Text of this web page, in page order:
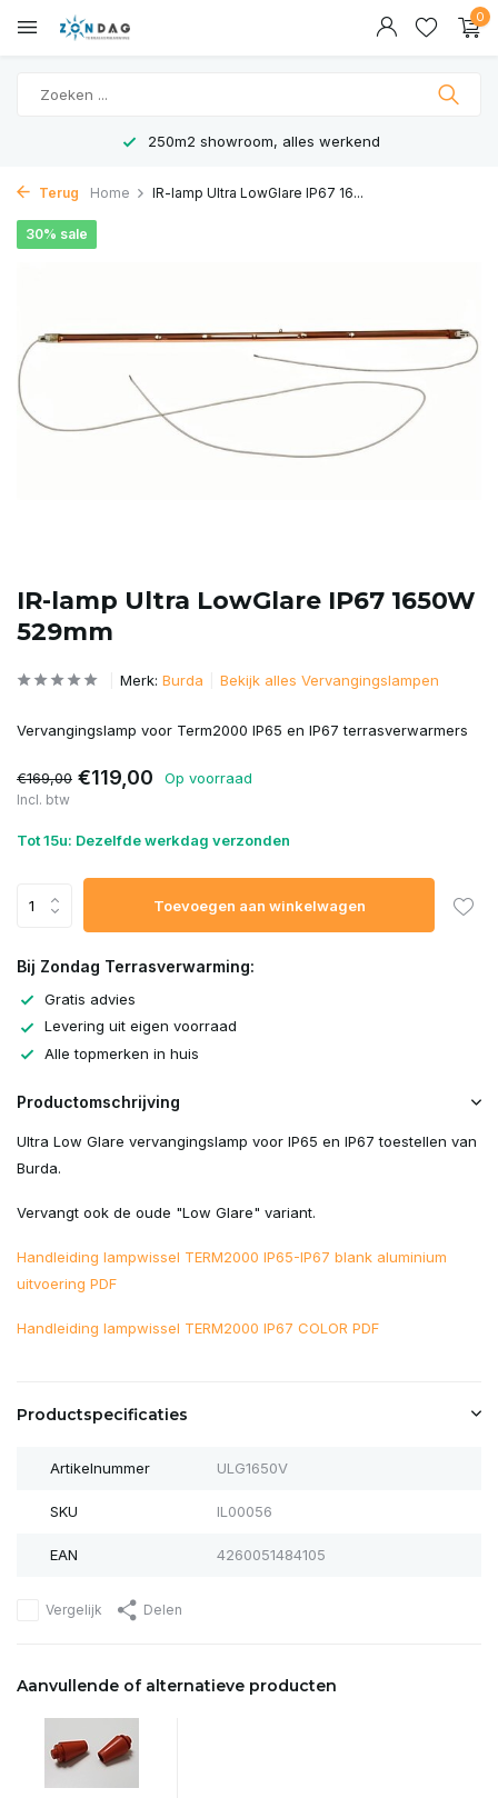
0
250m2 showroom, alles werkend
Terug Home IR-lamp Ultra LowGlare IP67 16...
IR-lamp Ultra LowGlare IP67 1650W
529mm
30% sale
Merk: Burda Bekijk alles Vervangingslampen
Vervangingslamp voor Term2000 IP65 en IP67 terrasverwarmers
€169,00 €119,00 Op voorraad
Incl. btw
Tot 15u: Dezelfde werkdag verzonden
Toevoegen aan winkelwagen
Bij Zondag Terrasverwarming:
Gratis advies
Levering uit eigen voorraad
Alle topmerken in huis
Productomschrijving
Ultra Low Glare vervangingslamp voor IP65 en IP67 toestellen van
Burda.
Vervangt ook de oude "Low Glare" variant.
Handleiding lampwissel TERM2000 IP65-IP67 blank aluminium
uitvoering PDF
Handleiding lampwissel TERM2000 IP67 COLOR PDF
Productspecificaties
Artikelnummer ULG1650V
SKU IL00056
EAN 4260051484105
Vergelijk Delen
Aanvullende of alternatieve producten